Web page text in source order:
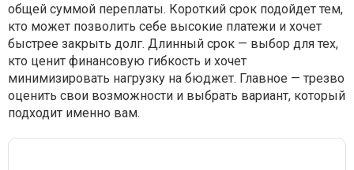
общей суммой переплаты. Короткий срок подойдет тем,
кто может позволить себе высокие платежи и хочет
быстрее закрыть долг. Длинный срок — выбор для тех,
кто ценит финансовую гибкость и хочет
минимизировать нагрузку на бюджет. Главное — трезво
оценить свои возможности и выбрать вариант, который
подходит именно вам.